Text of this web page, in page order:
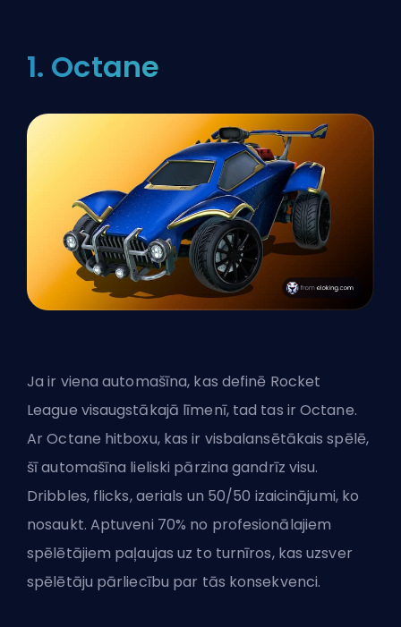
1. Octane
Ja ir viena automašīna, kas definē Rocket
League visaugstākajā līmenī, tad tas ir Octane.
Ar Octane hitboxu, kas ir visbalansētākais spēlē,
šī automašīna lieliski pārzina gandrīz visu.
Dribbles, flicks, aerials un 50/50 izaicinājumi, ko
nosaukt. Aptuveni 70% no profesionālajiem
spēlētājiem paļaujas uz to turnīros, kas uzsver
spēlētāju pārliecību par tās konsekvenci.